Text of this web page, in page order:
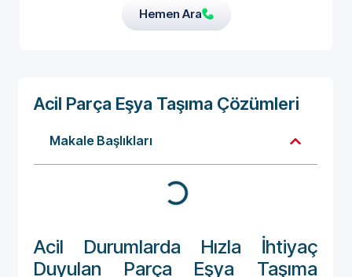
Hemen Ara
Acil Parça Eşya Taşıma Çözümleri
Makale Başlıkları
Acil Durumlarda Hızla İhtiyaç
Duyulan Parça Eşya Taşıma